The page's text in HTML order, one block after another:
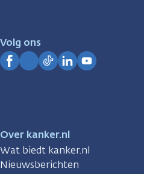
Volg ons
Over kanker.nl
Wat biedt kanker.nl
Nieuwsberichten